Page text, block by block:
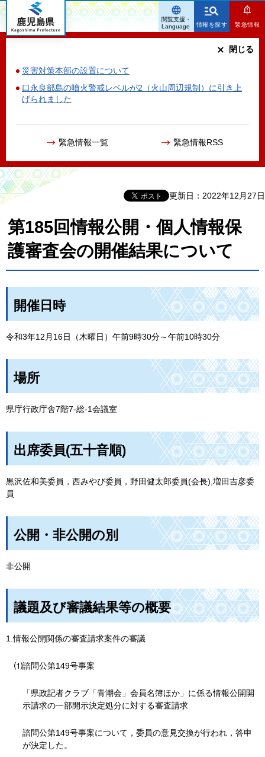
鹿児島県
情報を探す 緊急情報
災害対策本部の設置について
口永良部島の噴火警戒レベルが2（火山周辺規制）に引き上
げられました
緊急情報一覧 緊急情報RSS
閉じる
閲覧支援・
Language
更新日：2022年12月27日
第185回情報公開・個人情報保
護審査会の開催結果について
開催日時
令和3年12月16日（木曜日）午前9時30分～午前10時30分
場所
県庁行政庁舎7階7-総-1会議室
出席委員(五十音順)
黒沢佐和美委員，西みやび委員，野田健太郎委員(会長),増田吉彦委
員
公開・非公開の別
非公開
議題及び審議結果等の概要
1.情報公開関係の審査請求案件の審議
⑴諮問公第149号事案
「県政記者クラブ「青潮会」会員名簿ほか」に係る情報公開開
示請求の一部開示決定処分に対する審査請求
諮問公第149号事案について，委員の意見交換が行われ，答申
が決定した。